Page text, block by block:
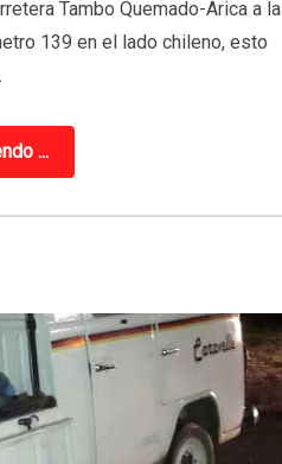
Tambo Quemado-Arica a la
139 en el lado chileno, esto
...